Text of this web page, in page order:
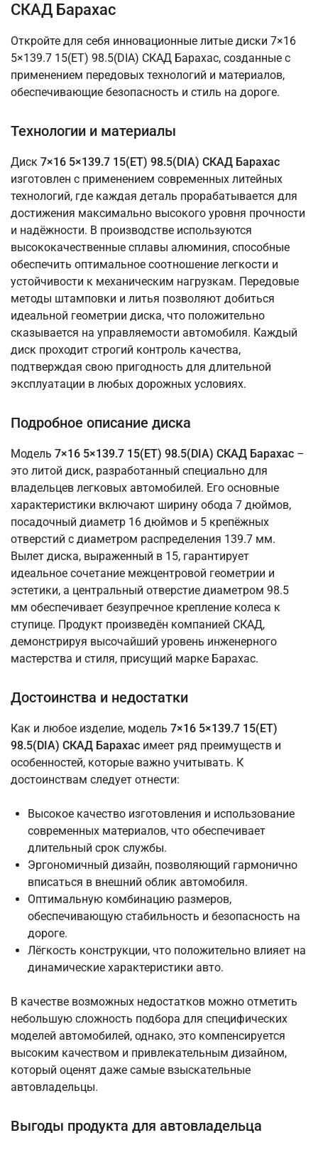
СКАД Барахас
Откройте для себя инновационные литые диски 7×16
5×139.7 15(ET) 98.5(DIA) СКАД Барахас, созданные с
применением передовых технологий и материалов,
обеспечивающие безопасность и стиль на дороге.
Технологии и материалы
Диск 7×16 5×139.7 15(ET) 98.5(DIA) СКАД Барахас
изготовлен с применением современных литейных
технологий, где каждая деталь прорабатывается для
достижения максимально высокого уровня прочности
и надёжности. В производстве используются
высококачественные сплавы алюминия, способные
обеспечить оптимальное соотношение легкости и
устойчивости к механическим нагрузкам. Передовые
методы штамповки и литья позволяют добиться
идеальной геометрии диска, что положительно
сказывается на управляемости автомобиля. Каждый
диск проходит строгий контроль качества,
подтверждая свою пригодность для длительной
эксплуатации в любых дорожных условиях.
Подробное описание диска
Модель 7×16 5×139.7 15(ET) 98.5(DIA) СКАД Барахас –
это литой диск, разработанный специально для
владельцев легковых автомобилей. Его основные
характеристики включают ширину обода 7 дюймов,
посадочный диаметр 16 дюймов и 5 крепёжных
отверстий с диаметром распределения 139.7 мм.
Вылет диска, выраженный в 15, гарантирует
идеальное сочетание межцентровой геометрии и
эстетики, а центральный отверстие диаметром 98.5
мм обеспечивает безупречное крепление колеса к
ступице. Продукт произведён компанией СКАД,
демонстрируя высочайший уровень инженерного
мастерства и стиля, присущий марке Барахас.
Достоинства и недостатки
Как и любое изделие, модель 7×16 5×139.7 15(ET)
98.5(DIA) СКАД Барахас имеет ряд преимуществ и
особенностей, которые важно учитывать. К
достоинствам следует отнести:
Высокое качество изготовления и использование
современных материалов, что обеспечивает
длительный срок службы.
Эргономичный дизайн, позволяющий гармонично
вписаться в внешний облик автомобиля.
Оптимальную комбинацию размеров,
обеспечивающую стабильность и безопасность на
дороге.
Лёгкость конструкции, что положительно влияет на
динамические характеристики авто.
В качестве возможных недостатков можно отметить
небольшую сложность подбора для специфических
моделей автомобилей, однако, это компенсируется
высоким качеством и привлекательным дизайном,
который оценят даже самые взыскательные
автовладельцы.
Выгоды продукта для автовладельца